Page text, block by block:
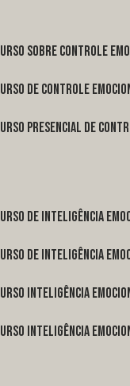
curso sobre controle
curso de controle
curso presencial de
curso de inteligência
curso de inteligência
curso inteligência
curso inteligência